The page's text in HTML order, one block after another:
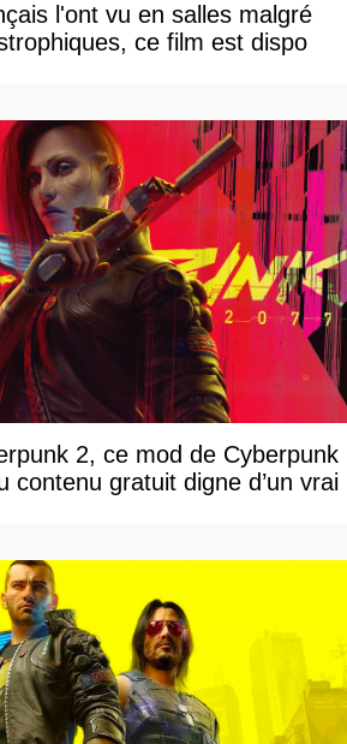
l'ont vu en salles malgré
ce film est dispo
2, ce mod de Cyberpunk
contenu gratuit digne d’un vrai